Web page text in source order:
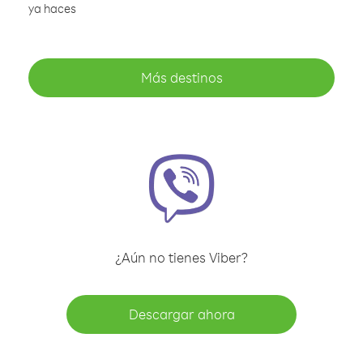
ya haces
Más destinos
¿Aún no tienes Viber?
Descargar ahora